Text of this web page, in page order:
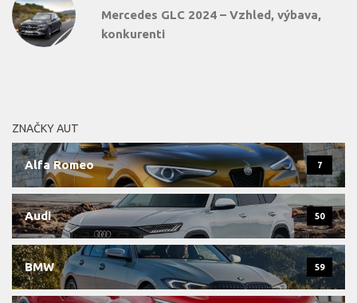
Mercedes GLC 2024 – Vzhled, výbava,
konkurenti
ZNAČKY AUT
Alfa Romeo 7
Audi 50
BMW 59